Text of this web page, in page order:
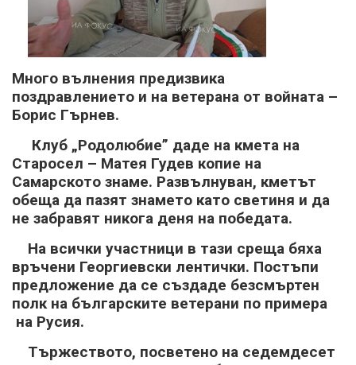
Много вълнения предизвика
поздравлението и на ветерана от войната –
Борис Гърнев.
Клуб „Родолюбие” даде на кмета на
Старосел – Матея Гудев копие на
Самарското знаме. Развълнуван, кметът
обеща да пазят знамето като светиня и да
не забравят никога деня на победата.
На всички участници в тази среща бяха
връчени Георгиевски лентички. Постъпи
предложение да се създаде безсмъртен
полк на българските ветерани по примера
на Русия.
Тържеството, посветено на седемдесет